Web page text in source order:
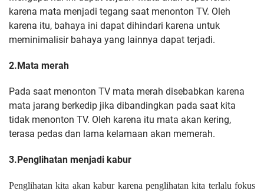
karena mata menjadi tegang saat menonton TV. Oleh
karena itu, bahaya ini dapat dihindari karena untuk
meminimalisir bahaya yang lainnya dapat terjadi.
2.Mata merah
Pada saat menonton TV mata merah disebabkan karena
mata jarang berkedip jika dibandingkan pada saat kita
tidak menonton TV. Oleh karena itu mata akan kering,
terasa pedas dan lama kelamaan akan memerah.
3.Penglihatan menjadi kabur
Penglihatan kita akan kabur karena penglihatan kita terlalu fokus